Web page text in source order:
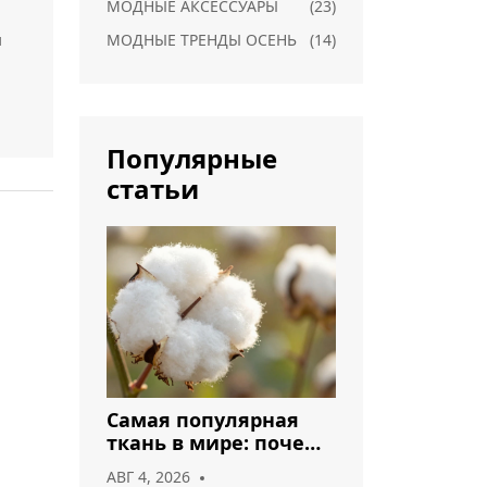
МОДНЫЕ АКСЕССУАРЫ
(23)
МОДНЫЕ ТРЕНДЫ ОСЕНЬ
(14)
Популярные
статьи
Самая популярная
ткань в мире: почему
хлопок и полиэстер
АВГ 4, 2026